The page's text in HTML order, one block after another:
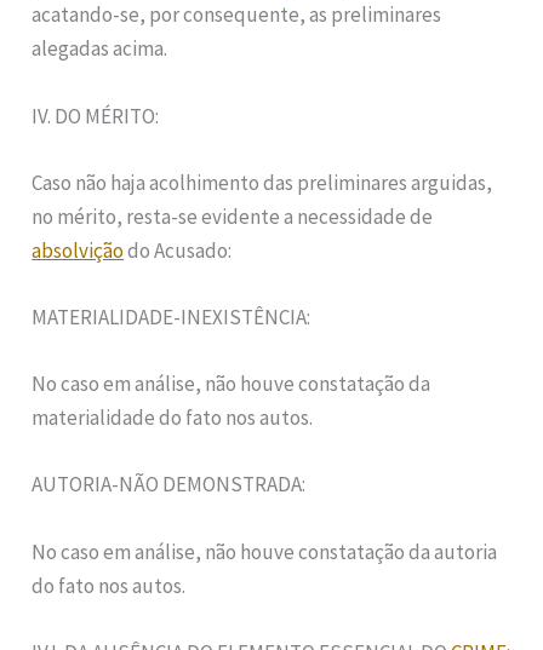
acatando-se, por consequente, as preliminares
alegadas acima.
IV. DO MÉRITO:
Caso não haja acolhimento das preliminares arguidas,
no mérito, resta-se evidente a necessidade de
absolviçãodo Acusado:
MATERIALIDADE-INEXISTÊNCIA:
No caso em análise, não houve constatação da
materialidade do fato nos autos.
AUTORIA-NÃO DEMONSTRADA:
No caso em análise, não houve constatação da autoria
do fato nos autos.